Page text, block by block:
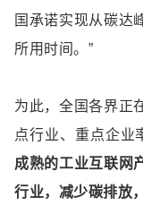
国承诺实现从碳达
所用时间。”
为此，全国各界正
点行业、重点企业
成熟的工业互联网
行业，减少碳排放